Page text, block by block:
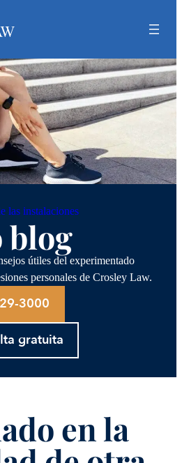
las instalaciones
blog
útiles del experimentado
personales de Crosley Law.
3000
gratuita
en la